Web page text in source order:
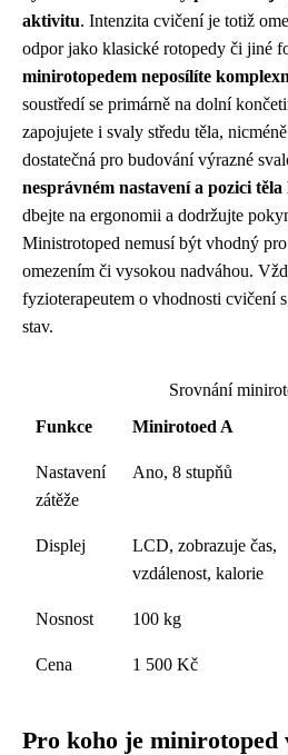
aktivitu. Intenzita cvičení je totiž
odpor jako klasické rotopedy či jiné
minirotopedem neposílíte
soustředí se primárně na dolní
zapojujete i svaly středu těla,
dostatečná pro budování výrazné
nesprávném nastavení a pozici
dbejte na ergonomii a dodržujte
Ministrotoped nemusí být vhodný
omezením či vysokou nadváhou.
fyzioterapeutem o vhodnosti cvičení
stav.
Srovnání
Funkce
Minirotoed A
Nastavení
zátěže
Ano, 8 stupňů
Displej
LCD, zobrazuje čas,
vzdálenost, kalorie
Nosnost 100 kg
Cena 1 500 Kč
Pro koho je minirotoped